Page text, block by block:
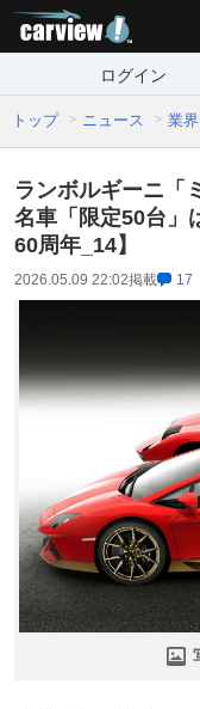
ログイン
トップ ニュース 業
ランボルギーニ「
名車「限定50台」
60周年_14】
2026.05.09 22:02掲載 17